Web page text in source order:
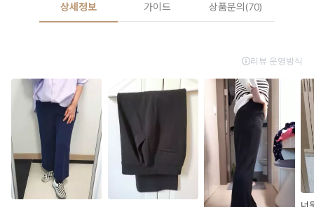
상세정보 가이드 상품문의(70)